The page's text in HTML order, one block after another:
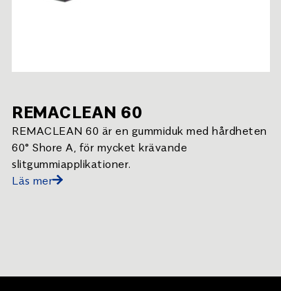
REMACLEAN 60
REMACLEAN 60 är en gummiduk med hårdheten
60° Shore A, för mycket krävande
slitgummiapplikationer.
Läs mer